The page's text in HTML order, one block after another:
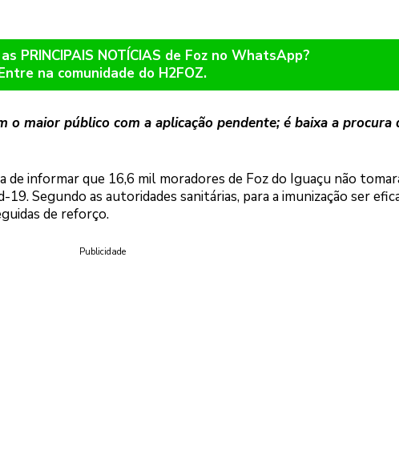
PRINCIPAIS NOTÍCIAS de Foz no WhatsApp?
na comunidade do H2FOZ.
o maior público com a aplicação pendente; é baixa a procura
de informar que 16,6 mil moradores de Foz do Iguaçu não
19. Segundo as autoridades sanitárias, para a imunização ser
de reforço.
Publicidade